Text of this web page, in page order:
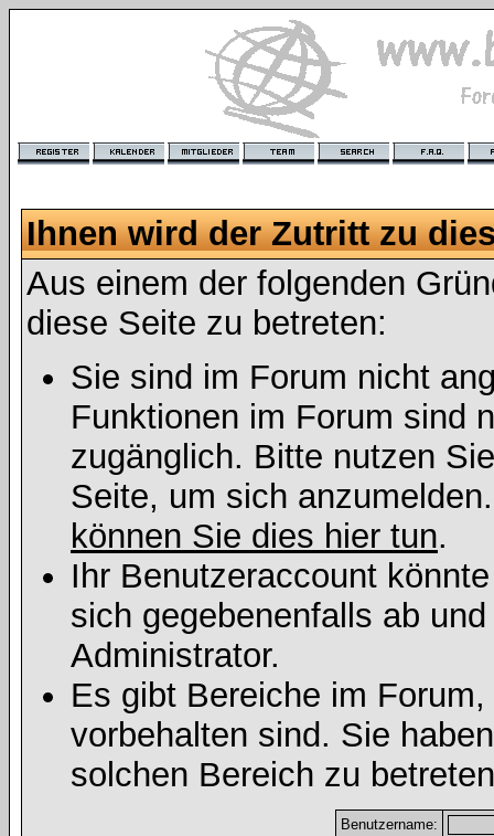
Ihnen wird der Zutritt zu
Aus einem der folgenden
diese Seite zu betreten:
Sie sind im Forum nicht
Funktionen im Forum sind
zugänglich. Bitte nutzen
Seite, um sich
können Sie dies hier tun.
Ihr Benutzeraccount
sich gegebenenfalls ab
Administrator.
Es gibt Bereiche im
vorbehalten sind. Sie
solchen Bereich zu
Benutzername: